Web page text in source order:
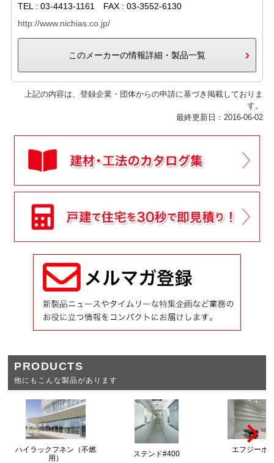
TEL : 03-4413-1161 FAX : 03-3552-6130
http://www.nichias.co.jp/
このメーカーの情報詳細・製品一覧
上記の内容は、登録企業・団体からの申請に基づき掲載しておりま
す。
最終更新日：2016-06-02
PRODUCTS
他にもこんな製品があります
ハイラックフネン（不燃
用）
ステンド#400 エフジーボ